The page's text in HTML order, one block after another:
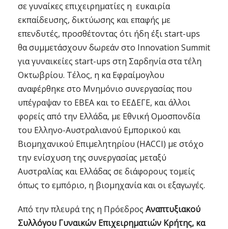
σε γυναίκες επιχειρηματίες η ευκαιρία
εκπαίδευσης, δικτύωσης και επαφής με
επενδυτές, προσθέτοντας ότι ήδη έξι start-ups
θα συμμετάσχουν δωρεάν στο Innovation Summit
για γυναικείες start-ups στη Σαρδηνία στα τέλη
Οκτωβρίου. Τέλος, η κα Εφραίμογλου
αναφέρθηκε στο Μνημόνιο συνεργασίας που
υπέγραψαν το ΕΒΕΑ και το ΕΕΔΕΓΕ, και άλλοι
φορείς από την Ελλάδα, με Εθνική Ομοσπονδία
του Ελληνο-Αυστραλιανού Εμπορικού και
Βιομηχανικού Επιμελητηρίου (HACCI) με στόχο
την ενίσχυση της συνεργασίας μεταξύ
Αυστραλίας και Ελλάδας σε διάφορους τομείς
όπως το εμπόριο, η βιομηχανία και οι εξαγωγές.
Από την πλευρά της η Πρόεδρος Αναπτυξιακού
Συλλόγου Γυναικών Επιχειρηματιών Κρήτης, κα